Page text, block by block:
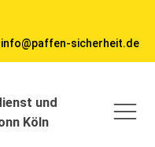
info@paffen-sicherheit.de